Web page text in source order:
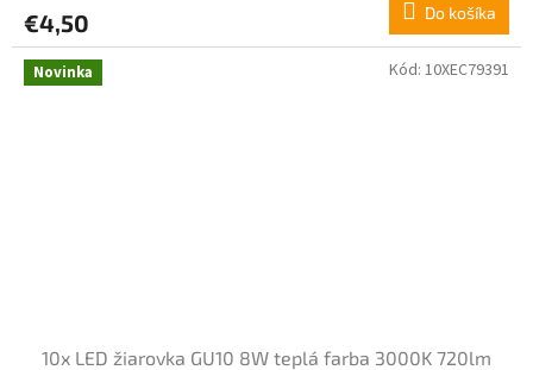
€4,50 Do košíka
Novinka
10x LED žiarovka GU10 8W teplá farba 3000K 720lm
Kód: 10XEC79391